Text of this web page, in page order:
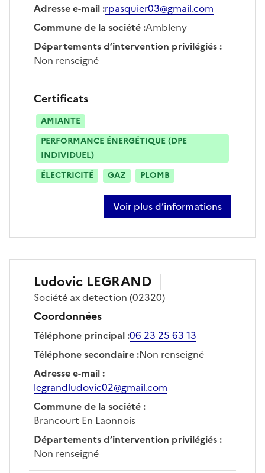
Adresse e-mail:rpasquier03@gmail.com
Commune de la société:Ambleny
Départements d’intervention privilégiés:
Non renseigné
Certificats
AMIANTE
PERFORMANCE ÉNERGÉTIQUE (DPE
INDIVIDUEL)
ÉLECTRICITÉ
GAZ PLOMB
Voir plus d’informations
sur romuald pasquier
Ludovic LEGRAND
Société ax detection (02320)
Coordonnées
Téléphone principal:06 23 25 63 13
Téléphone secondaire:Non renseigné
Adresse e-mail:
legrandludovic02@gmail.com
Commune de la société:
Brancourt En Laonnois
Départements d’intervention privilégiés:
Non renseigné